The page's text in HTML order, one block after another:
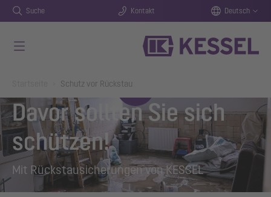
Suche Kontakt Deutsch
Schutz vor Rückstau
Davor sollten Sie sich
schützen!
Mit Rückstausicherungen von KESSEL